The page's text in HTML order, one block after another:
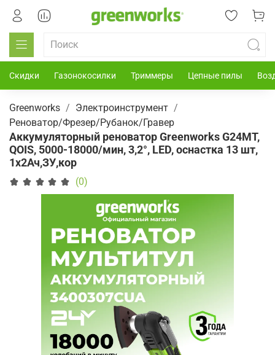
Скидки Газонокосилки Триммеры Цепные пилы
Greenworks
Электроинструмент
Реноватор/Фрезер/Рубанок/Гравер
Аккумуляторный реноватор Greenworks G24MT,
QOIS, 5000-18000/мин, 3,2°, LED, оснастка 13 шт,
1x2Ач,ЗУ,кор
(0)